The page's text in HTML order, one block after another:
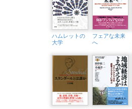
ハムレットの
大学
フェアな未来
へ